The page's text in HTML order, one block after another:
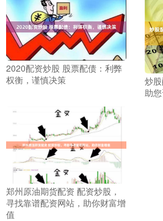
2020配资炒股 股票配债：利弊
权衡，谨慎决策
炒
助
郑州原油期货配资 配资炒股，
寻找靠谱配资网站，助你财富增
值